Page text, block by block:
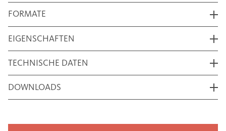
FORMATE
EIGENSCHAFTEN
TECHNISCHE DATEN
DOWNLOADS